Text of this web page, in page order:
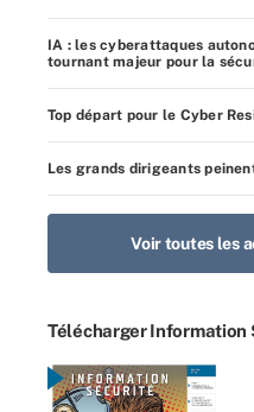
IA : les cyberattaques
tournant majeur pour la
Top départ pour le Cyber
Les grands dirigeants
Voir toutes les
Télécharger Information